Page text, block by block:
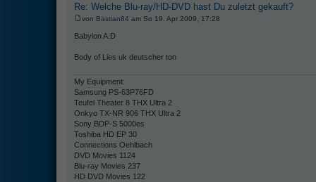
Re: Welche Blu-ray/HD-DVD hast Du zuletzt gekauft?
von Bastian84 am So 19. Apr 2009, 17:28
Babylon A.D
Body of Lies uk deutscher ton
My Equipment:
Samsung PS-63P76FD
Teufel Theater 8 THX Ultra 2
Onkyo TX-NR 906 THX Ultra 2
Sony BDP-S 5000es
Toshiba HD EP 30
Connections Oehlbach
DVD Movies 1124
Blu-ray Movies 237
HD DVD Movies 122